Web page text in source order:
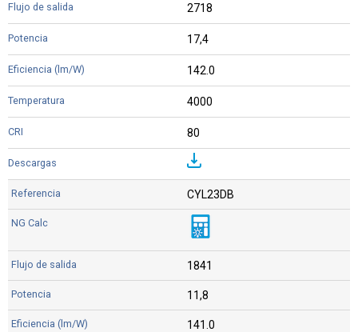
2718
17,4
142.0
4000
80
CYL23DB
1841
11,8
141.0